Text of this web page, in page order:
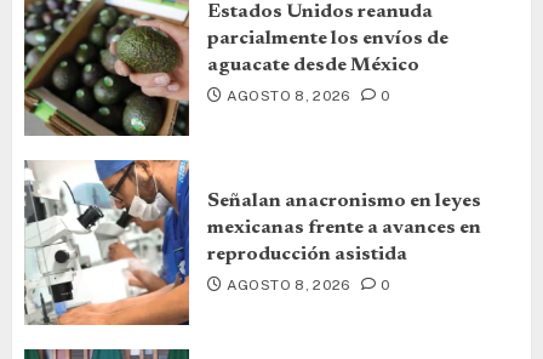
Estados Unidos reanuda
parcialmente los envíos de
aguacate desde México
AGOSTO 8, 2026 0
Señalan anacronismo en leyes
mexicanas frente a avances en
reproducción asistida
AGOSTO 8, 2026 0